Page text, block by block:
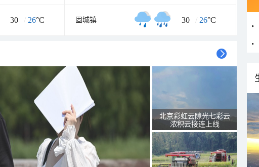
30 / 26°C 固城镇 30 / 26°C
北京彩虹云隙光七彩云
浓积云接连上线